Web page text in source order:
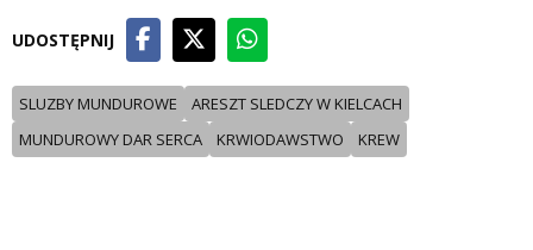
UDOSTĘPNIJ
SLUZBY MUNDUROWE
ARESZT SLEDCZY W KIELCACH
MUNDUROWY DAR SERCA
KRWIODAWSTWO KREW